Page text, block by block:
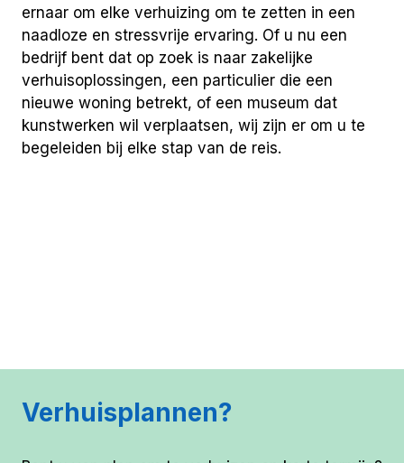
ernaar om elke verhuizing om te zetten in een
naadloze en stressvrije ervaring. Of u nu een
bedrijf bent dat op zoek is naar zakelijke
verhuisoplossingen, een particulier die een
nieuwe woning betrekt, of een museum dat
kunstwerken wil verplaatsen, wij zijn er om u te
begeleiden bij elke stap van de reis.
Verhuisplannen?